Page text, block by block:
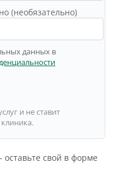
(необязательно)
данных в
и не ставит
свой в форме